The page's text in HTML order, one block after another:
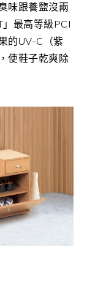
味跟養盬沒兩
最高等級PCI
的UV-C（紫
使鞋子乾爽除